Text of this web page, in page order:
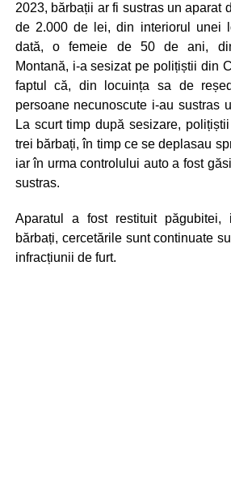
2023, bărbații ar fi sustras un aparat
de 2.000 de lei, din interiorul unei
dată, o femeie de 50 de ani,
Montană, i-a sesizat pe polițiștii din
faptul că, din locuința sa de
persoane necunoscute i-au sustras
La scurt timp după sesizare,
trei bărbați, în timp ce se deplasau
iar în urma controlului auto a fost
sustras.
Aparatul a fost restituit
bărbați, cercetările sunt continuate
infracțiunii de furt.